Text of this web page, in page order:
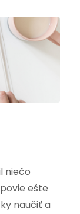
niečo
ešte
naučiť a